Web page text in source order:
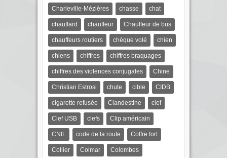
Charleville-Mézières chasse chat
chauffard chauffeur Chauffeur de bus
chauffeurs routiers chèque volé chien
chiens chiffres chiffres braquages
chiffres des violences conjugales Chine
Christian Estrosi chute cible CIDB
cigarette refusée Clandestine clef
Clef USB clefs Clip américain
CNIL code de la route Coffre fort
Collier Colmar Colombes